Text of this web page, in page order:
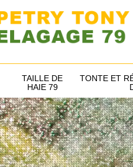
TAILLE DE
HAIE 79
TONTE ET